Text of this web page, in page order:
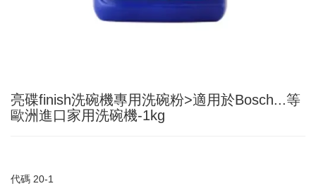
亮碟finish洗碗機專用洗碗粉>適用於Bosch...等
歐洲進口家用洗碗機-1kg
代碼 20-1